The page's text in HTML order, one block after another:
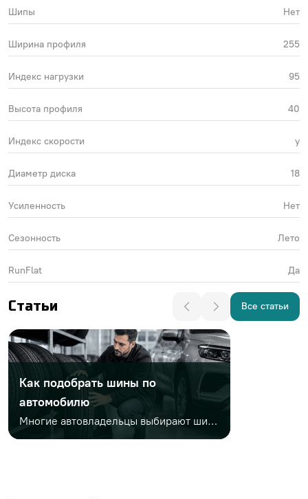
Шипы Нет
Ширина профиля 255
Индекс нагрузки 95
Высота профиля 40
Индекс скорости y
Диаметр диска 18
Усиленность Нет
Сезонность Лето
RunFlat Да
Статьи Все статьи
Как подобрать шины по
автомобилю
Многие автовладельцы выбирают шины только по диаметру или цене. Но этого недостаточно. Важно учитывать заводской размер, сезонность, индексы нагрузки и скорости, тип автомобиля, стиль езды и условия эксплуатации. Неправильный выбор может привести к проблемам на дороге и дополнительным расходам.